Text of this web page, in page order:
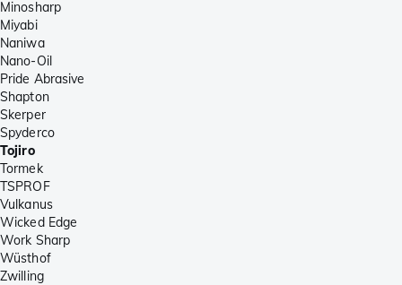
Minosharp
Miyabi
Naniwa
Nano-Oil
Pride Abrasive
Shapton
Skerper
Spyderco
Tojiro
Tormek
TSPROF
Vulkanus
Wicked Edge
Work Sharp
Wüsthof
Zwilling